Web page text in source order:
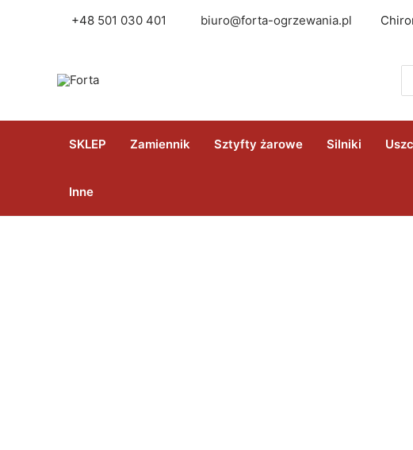
+48 501 030 401 biuro@forta-ogrzewania.pl
SKLEP Zamiennik Sztyfty żarowe Silniki
Inne